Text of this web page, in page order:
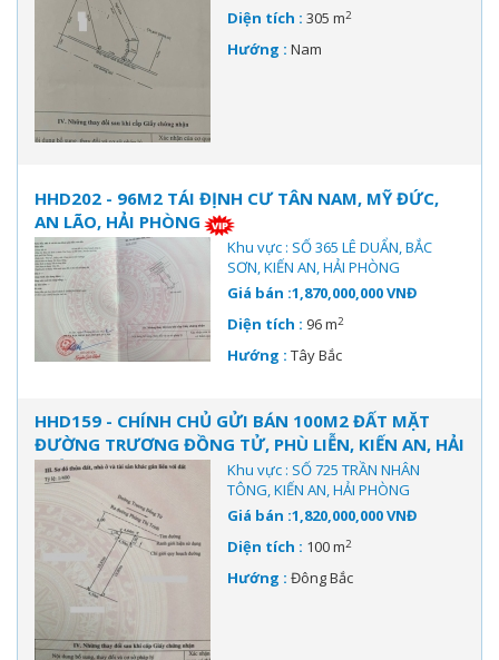
Diện tích : 305 m2
Hướng : Nam
HHD202 - 96M2 TÁI ĐỊNH CƯ TÂN NAM, MỸ ĐỨC,
AN LÃO, HẢI PHÒNG
Khu vực : SỐ 365 LÊ DUẨN, BẮC
SƠN, KIẾN AN, HẢI PHÒNG
Giá bán :1,870,000,000 VNĐ
Diện tích : 96 m2
Hướng : Tây Bắc
HHD159 - CHÍNH CHỦ GỬI BÁN 100M2 ĐẤT MẶT
ĐƯỜNG TRƯƠNG ĐỒNG TỬ, PHÙ LIỄN, KIẾN AN, HẢI
PHÒNG
Khu vực : SỐ 725 TRẦN NHÂN
TÔNG, KIẾN AN, HẢI PHÒNG
Giá bán :1,820,000,000 VNĐ
Diện tích : 100 m2
Hướng : Đông Bắc